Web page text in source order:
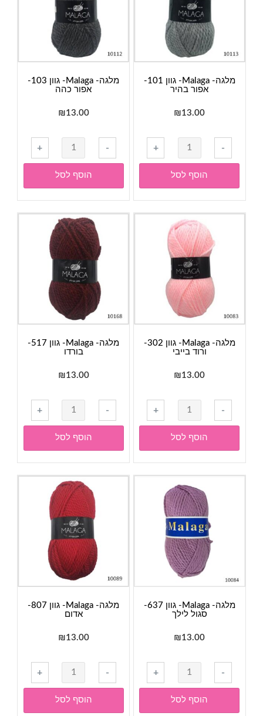
מלגה- Malaga- גוון 101-
אפור בהיר
₪13.00
-
+
הוסף לסל
מלגה- Malaga- גוון 103-
אפור כהה
₪13.00
-
כמות
של
מלגה-
Malaga-
גוון
103-
אפור
כהה
+
הוסף לסל
מלגה- Malaga- גוון 302-
ורוד בייבי
₪13.00
-
כמות
של
מלגה-
Malaga-
גוון
302-
ורוד
בייבי
+
הוסף לסל
מלגה- Malaga- גוון 517-
בורדו
₪13.00
-
כמות
של
מלגה-
Malaga-
גוון
517-
בורדו
+
הוסף לסל
מלגה- Malaga- גוון 637-
סגול לילך
₪13.00
-
כמות
של
מלגה-
Malaga-
+
הוסף לסל
מלגה- Malaga- גוון 807-
אדום
₪13.00
-
כמות
של
מלגה-
Malaga-
+
הוסף לסל